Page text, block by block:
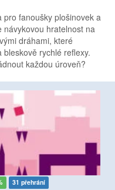
pro fanoušky plošinovek a
hratelnost na
dráhami, které
rychlé reflexy.
každou úroveň?
31 přehrání